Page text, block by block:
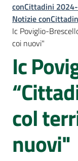
Concittadini
Menu selezionato
Porte
aperte
in
Assemblea
Mostre
itineranti
Percorsi
sulla
conCittadini
Notizie
Ic Poviglio-
coi nuovi"
Ic
col
nuovi"